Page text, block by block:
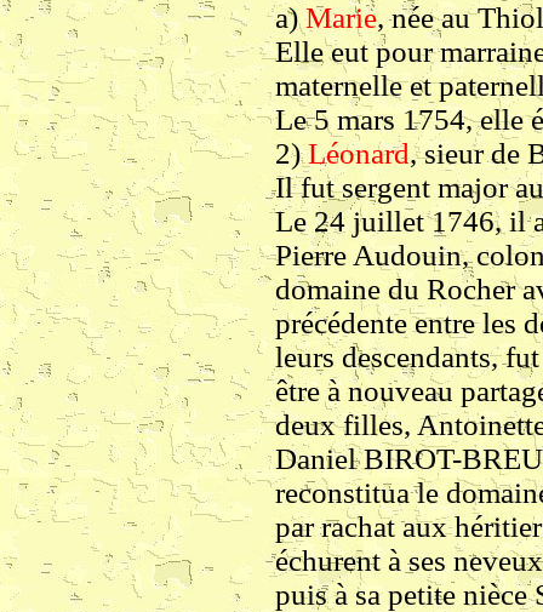
a)Marie, née au
Elle eut pour
maternelle et
Le 5 mars 1754, elle
2)Léonard, sieur de
Il fut sergent major
Le 24 juillet 1746, il
Pierre Audouin,
domaine du Rocher
précédente entre les
leurs descendants,
être à nouveau
deux filles,
Daniel BIROT-
reconstitua le
par rachat aux
échurent à ses
puis à sa petite